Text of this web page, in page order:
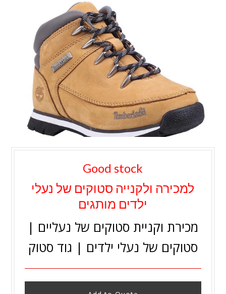
Good stock
למכירה ולקנייה סטוקים של נעלי
ילדים מותגים
מכירת וקניית סטוקים של נעליים |
סטוקים של נעלי ילדים | גוד סטוק